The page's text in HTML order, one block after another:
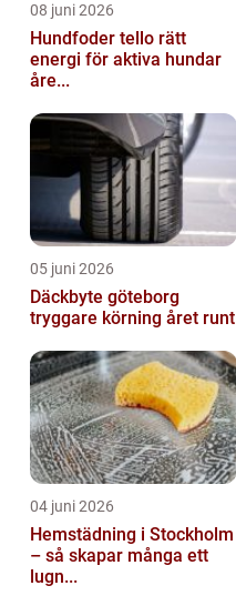
08 juni 2026
Hundfoder tello rätt
energi för aktiva hundar
åre...
05 juni 2026
Däckbyte göteborg
tryggare körning året runt
04 juni 2026
Hemstädning i Stockholm
– så skapar många ett
lugn...